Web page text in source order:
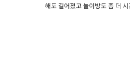
해도 길어졌고 놀이방도 좀 더